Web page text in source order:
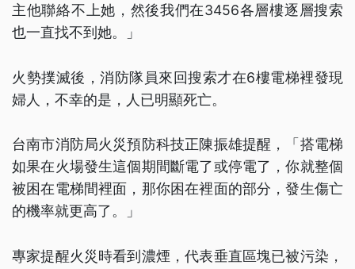
主他聯絡不上她，然後我們在3456各層樓逐層搜索
也一直找不到她。」
火勢撲滅後，消防隊員來回搜索才在6樓電梯裡發現
婦人，不幸的是，人已明顯死亡。
台南市消防局火災預防科技正陳振雄提醒，「搭電梯
如果在火場發生這個期間斷電了或停電了，你就整個
被困在電梯間裡面，那你困在裡面的部分，發生傷亡
的機率就更高了。」
專家提醒火災時看到濃煙，代表垂直區塊已被污染，